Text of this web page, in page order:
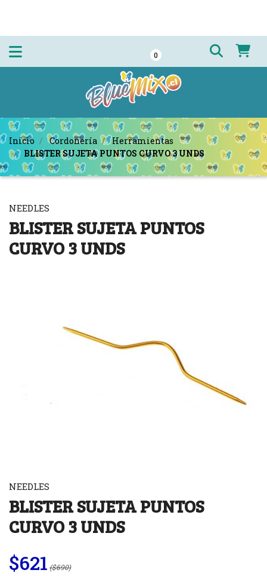
0
Inicio Cordonería
Herramientas
BLISTER SUJETA PUNTOS CURVO 3 UNDS
NEEDLES
BLISTER SUJETA PUNTOS
CURVO 3 UNDS
NEEDLES
BLISTER SUJETA PUNTOS
CURVO 3 UNDS
$621 ($690)